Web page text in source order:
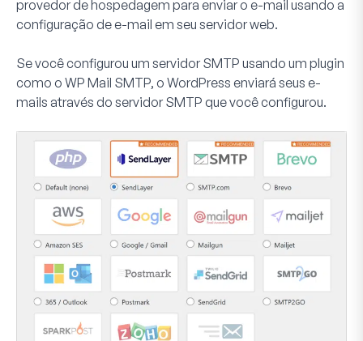
provedor de hospedagem para enviar o e-mail usando a
configuração de e-mail em seu servidor web.
Se você configurou um servidor SMTP usando um plugin
como o WP Mail SMTP, o WordPress enviará seus e-
mails através do servidor SMTP que você configurou.